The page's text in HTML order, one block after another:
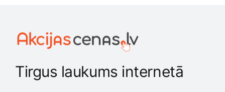
Tirgus laukums internetā